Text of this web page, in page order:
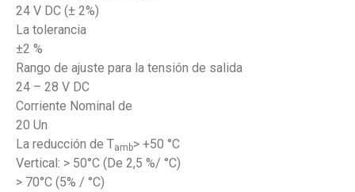
24 V DC (± 2%)
La tolerancia
±2 %
Rango de ajuste para la tensión de salida
24 – 28 V DC
Corriente Nominal de
20 Un
La reducción de Tamb> +50 °C
Vertical: > 50°C (De 2,5 %/ °C)
> 70°C (5% / °C)